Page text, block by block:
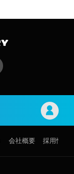
会社概要 採用情報